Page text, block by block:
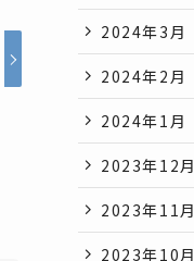
2024年3月
2024年2月
2024年1月
2023年12月
2023年11月
2023年10月